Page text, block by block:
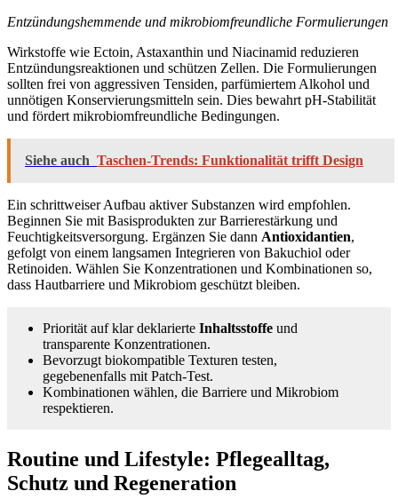
Entzündungshemmende und mikrobiomfreundliche Formulierungen
Wirkstoffe wie Ectoin, Astaxanthin und Niacinamid reduzieren
Entzündungsreaktionen und schützen Zellen. Die Formulierungen
sollten frei von aggressiven Tensiden, parfümiertem Alkohol und
unnötigen Konservierungsmitteln sein. Dies bewahrt pH‑Stabilität
und fördert mikrobiomfreundliche Bedingungen.
Siehe auch Taschen-Trends: Funktionalität trifft Design
Ein schrittweiser Aufbau aktiver Substanzen wird empfohlen.
Beginnen Sie mit Basisprodukten zur Barrierestärkung und
Feuchtigkeitsversorgung. Ergänzen Sie dann Antioxidantien,
gefolgt von einem langsamen Integrieren von Bakuchiol oder
Retinoiden. Wählen Sie Konzentrationen und Kombinationen so,
dass Hautbarriere und Mikrobiom geschützt bleiben.
Priorität auf klar deklarierte Inhaltsstoffe und
transparente Konzentrationen.
Bevorzugt biokompatible Texturen testen,
gegebenenfalls mit Patch‑Test.
Kombinationen wählen, die Barriere und Mikrobiom
respektieren.
Routine und Lifestyle: Pflegealltag,
Schutz und Regeneration